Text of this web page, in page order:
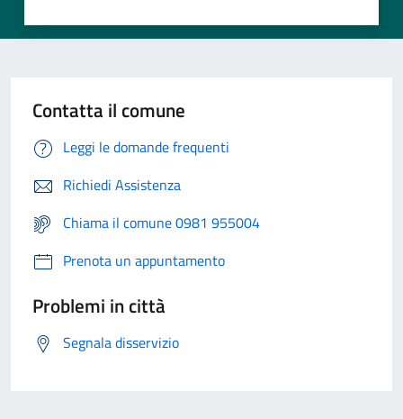
Contatta il comune
Leggi le domande frequenti
Richiedi Assistenza
Chiama il comune 0981 955004
Prenota un appuntamento
Problemi in città
Segnala disservizio